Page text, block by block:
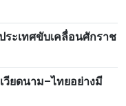
ระเทศขับเคลื่อนศักราช
ยดนาม–ไทยอย่างมี